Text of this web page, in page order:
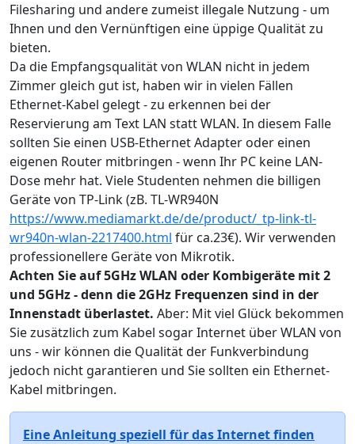
Filesharing und andere zumeist illegale Nutzung - um
Ihnen und den Vernünftigen eine üppige Qualität zu
bieten.
Da die Empfangsqualität von WLAN nicht in jedem
Zimmer gleich gut ist, haben wir in vielen Fällen
Ethernet-Kabel gelegt - zu erkennen bei der
Reservierung am Text LAN statt WLAN. In diesem Falle
sollten Sie einen USB-Ethernet Adapter oder einen
eigenen Router mitbringen - wenn Ihr PC keine LAN-
Dose mehr hat. Viele Studenten nehmen die billigen
Geräte von TP-Link (zB. TL-WR940N
https://www.mediamarkt.de/de/product/_tp-link-tl-
wr940n-wlan-2217400.html für ca.23€). Wir verwenden
professionellere Geräte von Mikrotik.
Achten Sie auf 5GHz WLAN oder Kombigeräte mit 2
und 5GHz - denn die 2GHz Frequenzen sind in der
Innenstadt überlastet. Aber: Mit viel Glück bekommen
Sie zusätzlich zum Kabel sogar Internet über WLAN von
uns - wir können die Qualität der Funkverbindung
jedoch nicht garantieren und Sie sollten ein Ethernet-
Kabel mitbringen.
Eine Anleitung speziell für das Internet finden